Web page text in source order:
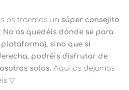
os traemos un súper consejito
No os quedéis dónde se para
sino que si
podréis disfrutar de
solos. Aquí os dejamos
▽